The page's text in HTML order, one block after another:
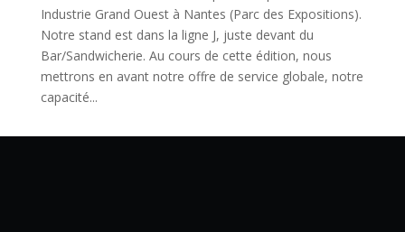
Industrie Grand Ouest à Nantes (Parc des Expositions).
Notre stand est dans la ligne J, juste devant du
Bar/Sandwicherie. Au cours de cette édition, nous
mettrons en avant notre offre de service globale, notre
capacité...